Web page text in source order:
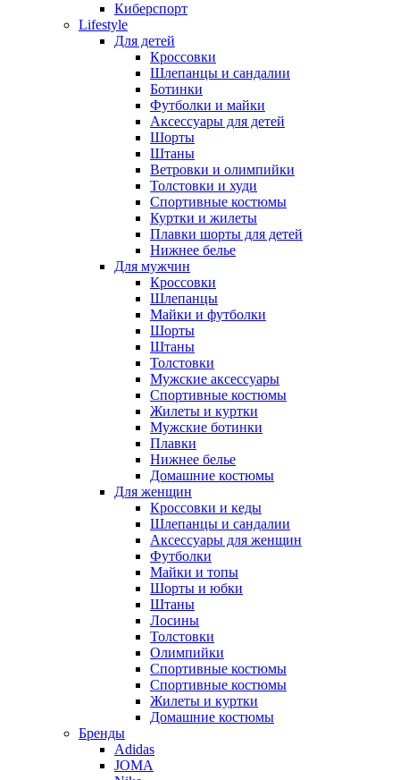
Киберспорт
Lifestyle
Для детей
Кроссовки
Шлепанцы и сандалии
Ботинки
Футболки и майки
Аксессуары для детей
Шорты
Штаны
Ветровки и олимпийки
Толстовки и худи
Спортивные костюмы
Куртки и жилеты
Плавки шорты для детей
Нижнее белье
Для мужчин
Кроссовки
Шлепанцы
Майки и футболки
Шорты
Штаны
Толстовки
Мужские аксессуары
Спортивные костюмы
Жилеты и куртки
Мужские ботинки
Плавки
Нижнее белье
Домашние костюмы
Для женщин
Кроссовки и кеды
Шлепанцы и сандалии
Аксессуары для женщин
Футболки
Майки и топы
Шорты и юбки
Штаны
Лосины
Толстовки
Олимпийки
Спортивные костюмы
Спортивные костюмы
Жилеты и куртки
Домашние костюмы
Бренды
Adidas
JOMA